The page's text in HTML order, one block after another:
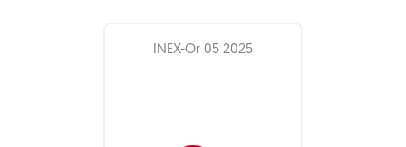
INEX-Or 05 2025